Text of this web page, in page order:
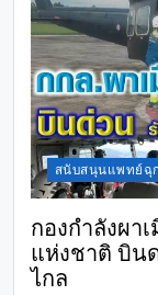
สนับสนุนแพทย์ฉุ
กองกำลังผา
แห่งชาติ บิน
ไกล